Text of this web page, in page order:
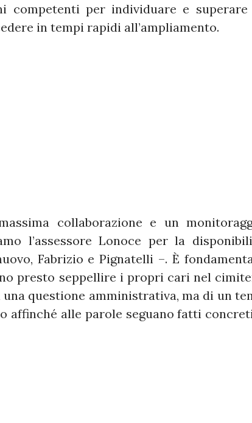
competenti per individuare e superare
in tempi rapidi all’ampliamento.
collaborazione e un
l’assessore Lonoce per la
Fabrizio e Pignatelli –. È
presto seppellire i propri cari nel
questione amministrativa, ma di un
affinché alle parole seguano fatti